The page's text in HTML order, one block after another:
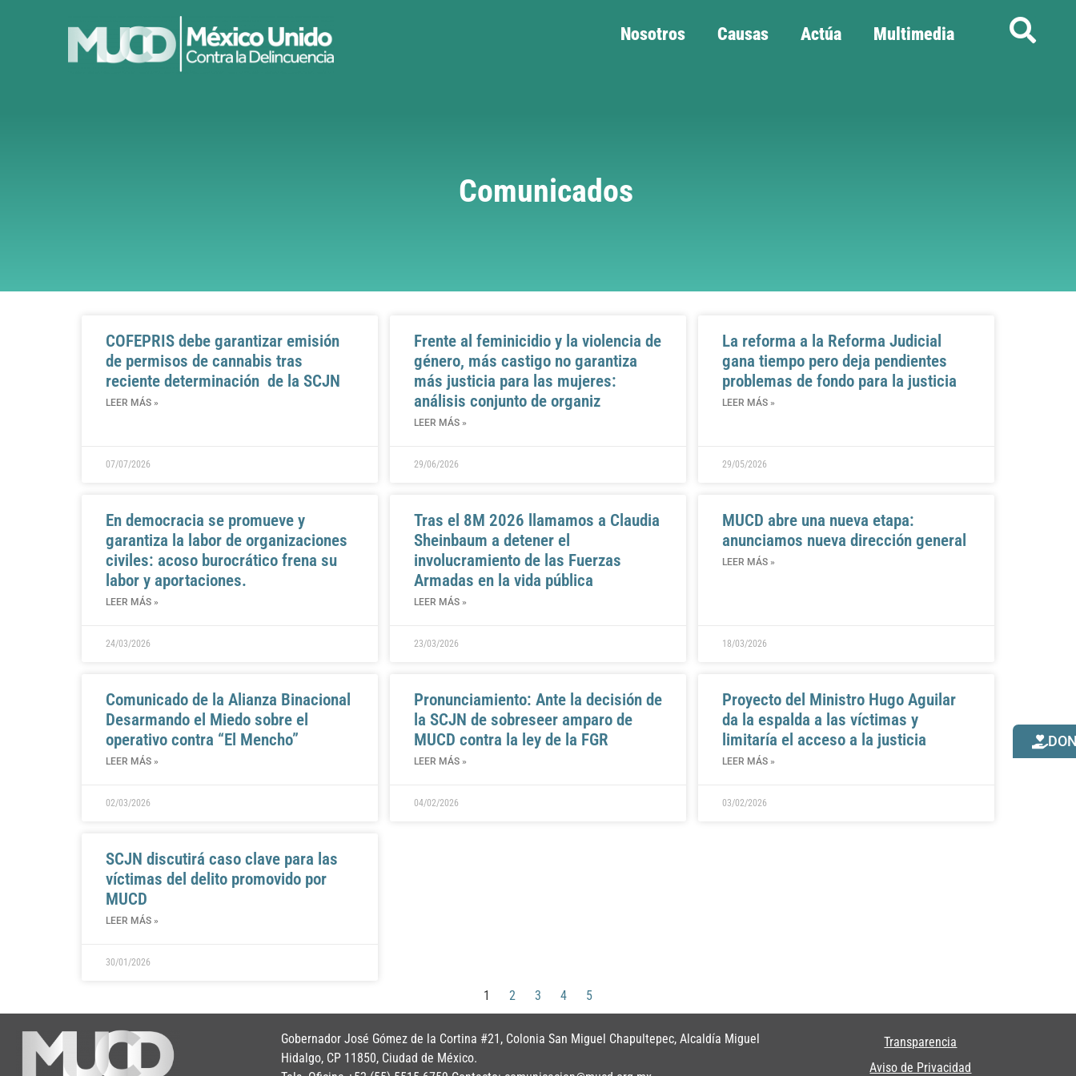
Nosotros Causas Actúa Multimedia
Comunicados
COFEPRIS debe garantizar emisión
de permisos de cannabis tras
reciente determinación de la SCJN
LEER MÁS »
07/07/2026
Frente al feminicidio y la violencia de
género, más castigo no garantiza
más justicia para las mujeres:
análisis conjunto de organiz
LEER MÁS »
29/06/2026
La reforma a la Reforma Judicial
gana tiempo pero deja pendientes
problemas de fondo para la justicia
LEER MÁS »
29/05/2026
En democracia se promueve y
garantiza la labor de organizaciones
civiles: acoso burocrático frena su
labor y aportaciones.
LEER MÁS »
24/03/2026
Tras el 8M 2026 llamamos a Claudia
Sheinbaum a detener el
involucramiento de las Fuerzas
Armadas en la vida pública
LEER MÁS »
23/03/2026
MUCD abre una nueva etapa:
anunciamos nueva dirección general
LEER MÁS »
18/03/2026
Comunicado de la Alianza Binacional
Desarmando el Miedo sobre el
operativo contra “El Mencho”
LEER MÁS »
02/03/2026
Pronunciamiento: Ante la decisión de
la SCJN de sobreseer amparo de
MUCD contra la ley de la FGR
LEER MÁS »
04/02/2026
Proyecto del Ministro Hugo Aguilar
da la espalda a las víctimas y
limitaría el acceso a la justicia
LEER MÁS »
03/02/2026
SCJN discutirá caso clave para las
víctimas del delito promovido por
MUCD
LEER MÁS »
30/01/2026
1 2 3 4 5
Gobernador José Gómez de la Cortina #21, Colonia San Miguel Chapultepec, Alcaldía Miguel
Hidalgo, CP 11850, Ciudad de México.
Transparencia
Aviso de Privacidad